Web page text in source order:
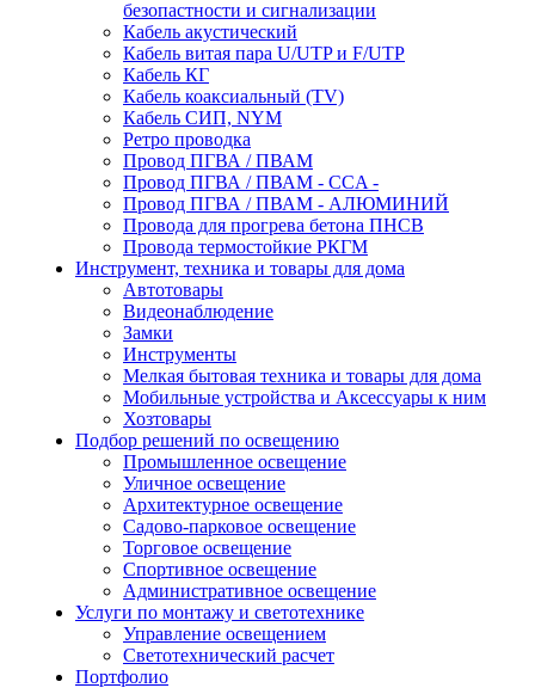
безопастности и сигнализации
Кабель акустический
Кабель витая пара U/UTP и F/UTP
Кабель КГ
Кабель коаксиальный (TV)
Кабель СИП, NYM
Ретро проводка
Провод ПГВА / ПВАМ
Провод ПГВА / ПВАМ - CCA -
Провод ПГВА / ПВАМ - АЛЮМИНИЙ
Провода для прогрева бетона ПНСВ
Провода термостойкие РКГМ
Инструмент, техника и товары для дома
Автотовары
Видеонаблюдение
Замки
Инструменты
Мелкая бытовая техника и товары для дома
Мобильные устройства и Аксессуары к ним
Хозтовары
Подбор решений по освещению
Промышленное освещение
Уличное освещение
Архитектурное освещение
Садово-парковое освещение
Торговое освещение
Спортивное освещение
Административное освещение
Услуги по монтажу и светотехнике
Управление освещением
Светотехнический расчет
Портфолио